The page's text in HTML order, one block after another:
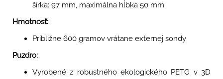
šírka: 97 mm, maximálna hĺbka 50 mm
Hmotnosť:
Približne 600 gramov vrátane externej sondy
Puzdro:
Vyrobené z robustného ekologického PETG v 3D